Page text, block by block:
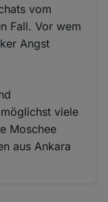
vom
Fall. Vor wem
Angst
viele
Moschee
aus Ankara